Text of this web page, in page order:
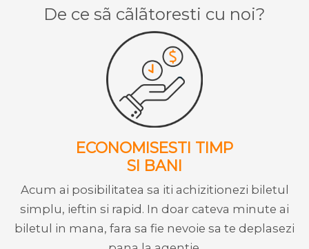
De ce sã cãlãtoresti cu noi?
ECONOMISESTI TIMP
SI BANI
Acum ai posibilitatea sa iti achizitionezi biletul
simplu, ieftin si rapid. In doar cateva minute ai
biletul in mana, fara sa fie nevoie sa te deplasezi